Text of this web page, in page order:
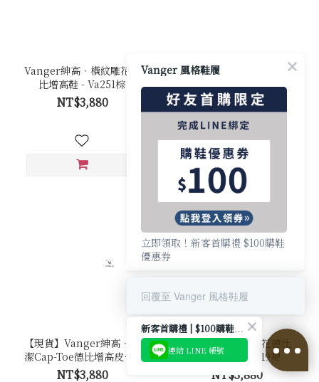
Vanger紳高．橫紋雕花徳
比增高鞋 - Va251棕
NT$3,880
Vanger紳高．簡潔Cap-
Toe德比增高皮鞋 - Va254
咖
NT$3,880
【現貨】Vanger紳高．簡
潔Cap-Toe德比增高皮鞋 -
Va254黑
NT$3,880
Vanger 紳高．雕花德比
增高皮鞋 - Va219褐
NT$3,880
Vanger 風格鞋履
立即領取！新客首購禮 $100購鞋
優惠券
回覆至 Vanger 風格鞋履
新客首購禮 | $100購鞋優惠券
連結 LINE 帳號